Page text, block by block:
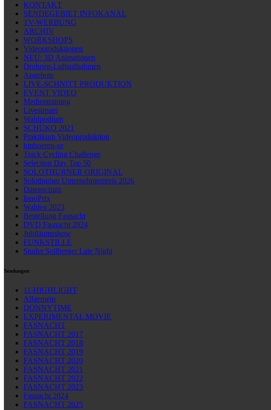
KONTAKT
SENDEGEBIET INFOKANAL
TV-WERBUNG
ARCHIV
WORKSHOPS
Videoproduktionen
NEU: 3D Animationen
Drohnen-Luftaufnahmen
Angebote
LIVE-SCHNITT PRODUKTION
EVENT VIDEO
Medientraining
Livestream
Wahlpodium
SCHÜKO 2021
Praktikum Videoproduktion
hinhoeren-so
Track Cycling Challenge
Selection Day Top 50
SOLOTHURNER ORIGINAL
Solothurner Unternehmerpreis 2026
Datenschutz
InnoPrix
Wahlen 2023
Bestellung Fasnacht
DVD Fasnacht 2024
Jubiläumsshow
FUNKSTILLE
Studer Sollberger Late Night
Sendungen
11-HIGHLIGHT
Allgemein
DONNYTIME
EXPERIMENTAL MOVIE
FASNACHT
FASNACHT 2017
FASNACHT 2018
FASNACHT 2019
FASNACHT 2020
FASNACHT 2021
FASNACHT 2022
FASNACHT 2023
Fasnacht 2024
FASNACHT 2025